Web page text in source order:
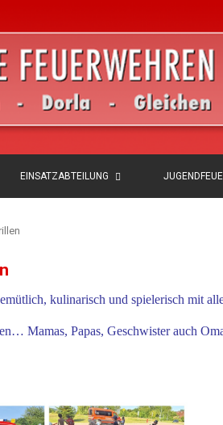
EINSATZABTEILUNG
kulinarisch und spielerisch mit
Mamas, Papas, Geschwister auch